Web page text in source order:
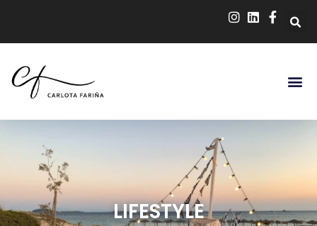
LIFESTYLE